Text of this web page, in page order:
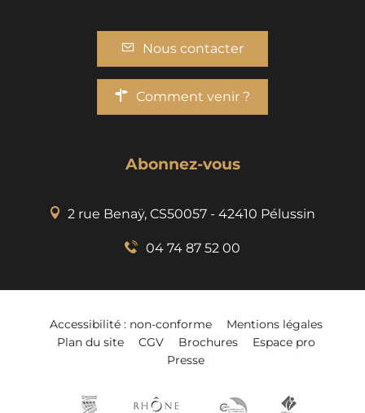
Nous contacter
Comment venir ?
Abonnez-vous
2 rue Benaÿ, CS50057 - 42410 Pélussin
04 74 87 52 00
Accessibilité : non-conforme
Mentions légales
Plan du site
CGV Brochures
Espace pro
Presse